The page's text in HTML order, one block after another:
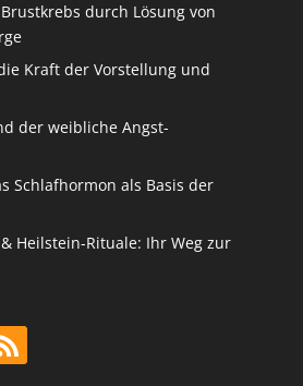
durch Lösung von
Kraft der Vorstellung und
der weibliche Angst-
Schlafhormon als Basis der
Heilstein-Rituale: Ihr Weg zur